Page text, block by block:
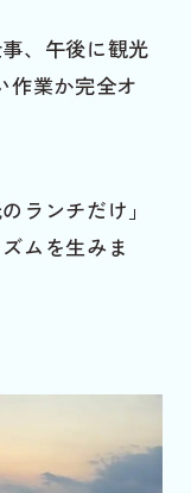
、午後に観光
作業か完全オ
ランチだけ」
ムを生みま